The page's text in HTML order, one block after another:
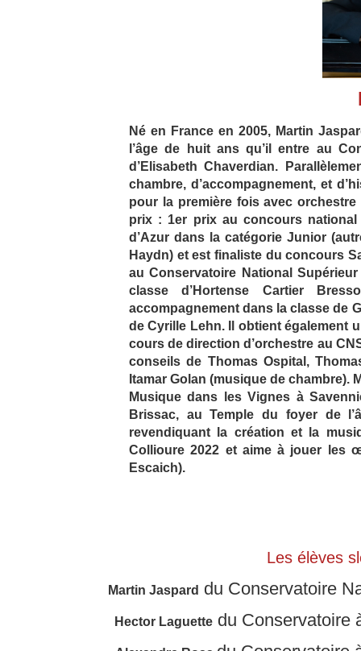
Né en France en 2005, Martin
l’âge de huit ans qu’il entre au
d’Elisabeth Chaverdian.
chambre, d’accompagnement, et
pour la première fois avec
prix : 1er prix au concours
d’Azur dans la catégorie Junior
Haydn) et est finaliste du concours
au Conservatoire National
classe d’Hortense Cartier
accompagnement dans la classe de
de Cyrille Lehn. Il obtient également
cours de direction d’orchestre au
conseils de Thomas Ospital,
Itamar Golan (musique de
Musique dans les Vignes à
Brissac, au Temple du foyer de
revendiquant la création et la
Collioure 2022 et aime à jouer les
Escaich).
Les élèves
Martin Jaspard du Conservatoire
Hector Laguette du Conservatoire